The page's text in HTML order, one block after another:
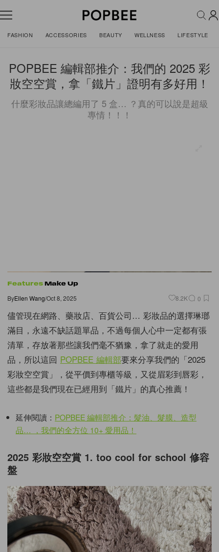
FASHION ACCESSORIES BEAUTY WELLNESS LIFESTYLE
POPBEE 編輯部推介：我們的 2025 彩
妝空空賞，拿「鐵片」證明有多好用！
什麼彩妝品讓總編用了 5 盒… ？真的可以說是超級
專情！！！
Features Make Up
ByEllen Wang/Oct 8, 2025 8.2K 0
儘管現在網路、藥妝店、百貨公司… 彩妝品的選擇琳瑯
滿目，永遠不缺話題單品，不過每個人心中一定都有張
清單，存放著那些讓我們毫不猶豫，拿了就走的愛用
品，所以這回 POPBEE 編輯部要來分享我們的「2025
彩妝空空賞」，從平價到專櫃等級，又從眉彩到唇彩，
這些都是我們現在已經用到「鐵片」的真心推薦！
延伸閱讀： POPBEE 編輯部推介：髮油、髮膜、造型
品… ，我們的全方位 10+ 愛用品！
2025 彩妝空空賞 1. too cool for school 修容
盤